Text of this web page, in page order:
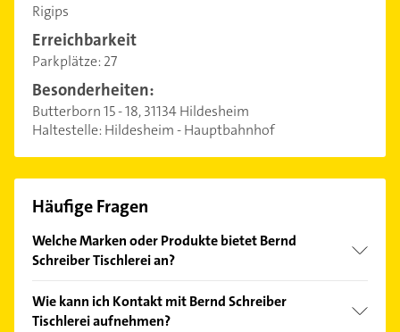
Rigips
Erreichbarkeit
Parkplätze: 27
Besonderheiten:
Butterborn 15 - 18, 31134 Hildesheim
Haltestelle: Hildesheim - Hauptbahnhof
Häufige Fragen
Welche Marken oder Produkte bietet Bernd
Schreiber Tischlerei an?
Veka, Heroal und Parador.
Wie kann ich Kontakt mit Bernd Schreiber
Tischlerei aufnehmen?